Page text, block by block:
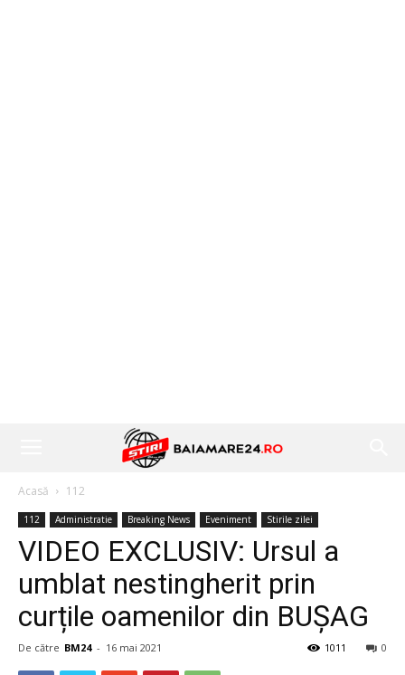
Acasă 112
112 Administratie Breaking News Eveniment Stirile zilei
VIDEO EXCLUSIV: Ursul a
umblat nestingherit prin
curțile oamenilor din BUȘAG
De către BM24 - 16 mai 2021 0
1011